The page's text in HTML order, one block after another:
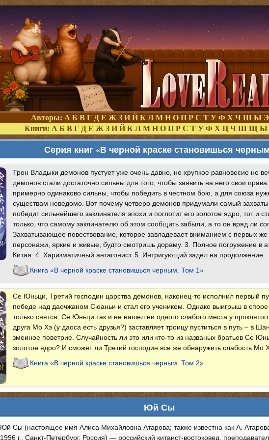
Авторы: А Б В Г Д Е Ж З И Й К Л М Н О П Р С Т У Ф Х Ч Ш Ы Э
Книги: А Б В Г Д Е Ж З И Й К Л М Н О П Р С Т У Ф Х Ц Ч Ш Щ Ы
Серия книг «В черной краске становишься
Трон Владыки демонов пустует уже очень давно, но хрупкое равновесие не
демонов стали достаточно сильны для того, чтобы заявить на него свои
примерно одинаково сильны, чтобы победить в честном бою, а для союза
существам неведомо. Вот почему четверо демонов придумали самый
победит сильнейшего заклинателя эпохи и поглотит его золотое ядро, тот и
только, что самому заклинателю об этом сообщить забыли, а то он вряд ли
Захватывающее повествование, которое завладевает вниманием с первых
персонажи, яркие и живые, будто смотришь дораму. 3. Полное погружение в
Китая. 4. Харизматичный антагонист. 5. Интригующий задел на продолжение.
Книга «В черной краске становишься черным. Том 1»
Се Юньци, Третий господин царства демонов, наконец-то исполнил первый
победе над даочжаном Сюаньи и стал его учеником. Однако выигрыш в
только снятся: Се Юньци так и не нашел ни одного слабого места у
друга Мо Хэ (у даоса есть друзья?) заставляет троицу пуститься в путь – в
змеиное поветрие. Случайность ли это или кто-то из названых братьев Се
золотое ядро? И сможет ли Третий господин все же обнаружить слабость Мо
Книга «В черной краске становишься черным. Том 2»
Юй Сы
Юй Сы (настоящее имя Алиса Михайловна Атарова; также известна как А.
1996 г., Санкт-Петербург, Россия) — российский китаист-востоковед,